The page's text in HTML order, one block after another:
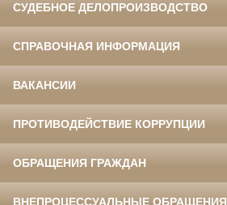
СУДЕБНОЕ ДЕЛОПРОИЗВОДСТВО
СПРАВОЧНАЯ ИНФОРМАЦИЯ
ВАКАНСИИ
ПРОТИВОДЕЙСТВИЕ КОРРУПЦИИ
ОБРАЩЕНИЯ ГРАЖДАН
ВНЕПРОЦЕССУАЛЬНЫЕ ОБРАЩЕНИЯ